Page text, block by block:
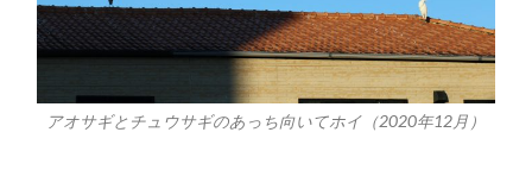
アオサギとチュウサギのあっち向いてホイ（2020年12月）